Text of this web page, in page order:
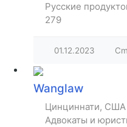
Русские
279
01.12.2023
Wanglaw
Цинциннати, США
Адвокаты и